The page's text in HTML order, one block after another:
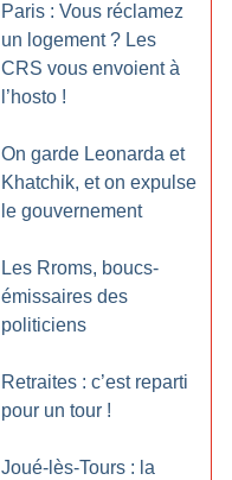
Paris : Vous réclamez
un logement ? Les
CRS vous envoient à
l’hosto !
On garde Leonarda et
Khatchik, et on expulse
le gouvernement
Les Rroms, boucs-
émissaires des
politiciens
Retraites : c’est reparti
pour un tour !
Joué-lès-Tours : la